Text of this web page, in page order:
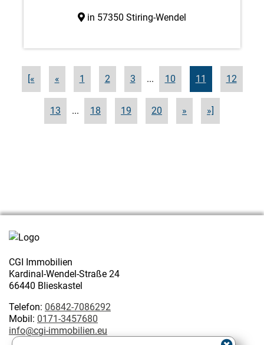
in 57350 Stiring-Wendel
[« « 1 2 3 ... 10 11 12
13 ... 18 19 20 » »]
CGI Immobilien
Kardinal-Wendel-Straße 24
66440 Blieskastel
Telefon: 06842-7086292
Mobil: 0171-3457680
info@cgi-immobilien.eu